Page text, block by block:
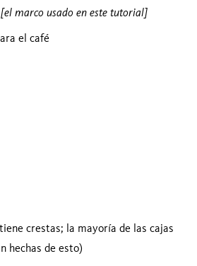
[el marco usado en este tutorial]
el café
crestas; la mayoría de las cajas
hechas de esto)